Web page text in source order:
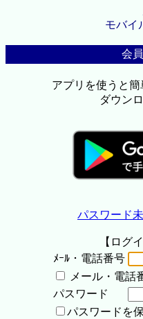
モバイ
会
アプリを使うと
ダウン
パスワード
【ログ
ﾒｰﾙ・電話番号
メール・電話
パスワード
パスワードを